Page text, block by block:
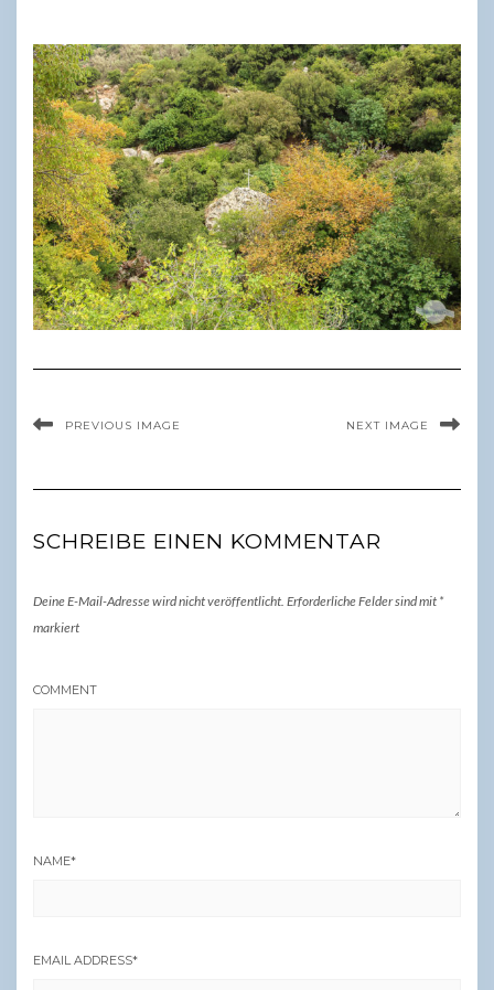
PREVIOUS IMAGE NEXT IMAGE
SCHREIBE EINEN KOMMENTAR
Deine E-Mail-Adresse wird nicht veröffentlicht. Erforderliche Felder sind mit *
markiert
COMMENT
NAME*
EMAIL ADDRESS*